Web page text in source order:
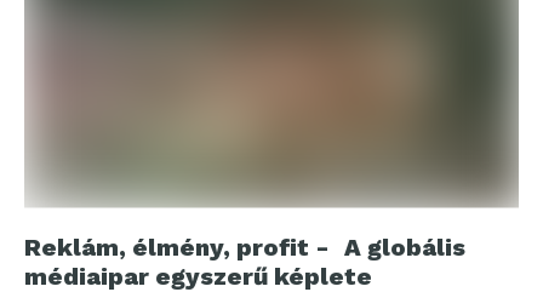
Reklám, élmény, profit - A globális
médiaipar egyszerű képlete